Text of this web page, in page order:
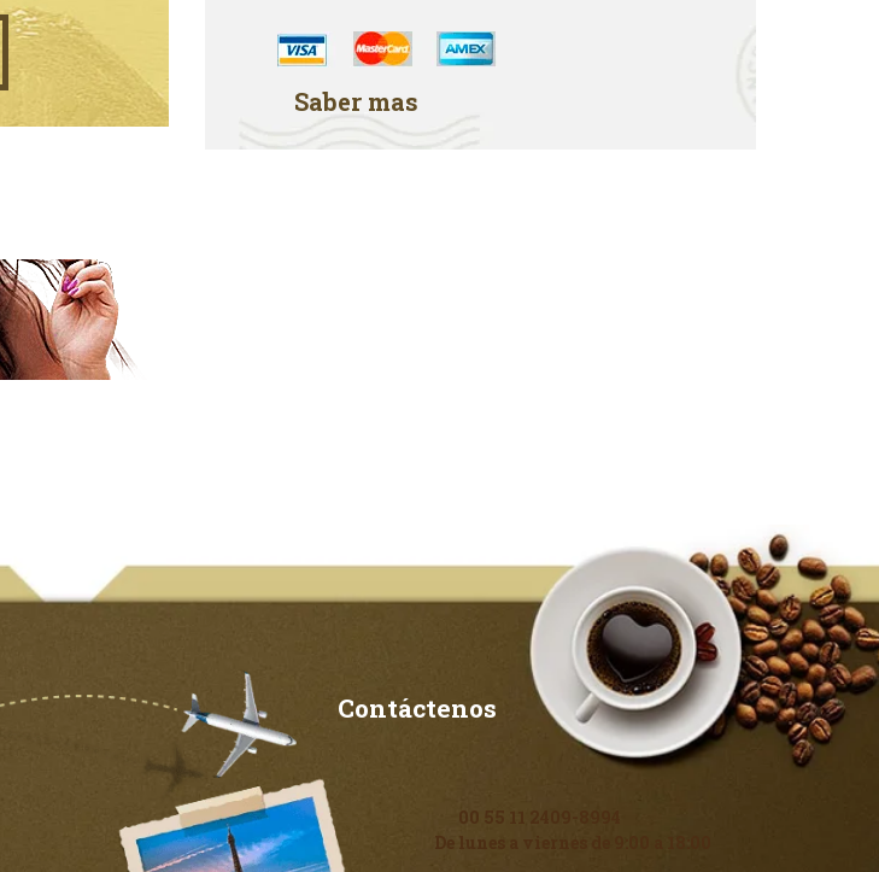
Saber mas
Contáctenos
00 55 11 2409-8994
De lunes a viernes de 9:00 a 18:00